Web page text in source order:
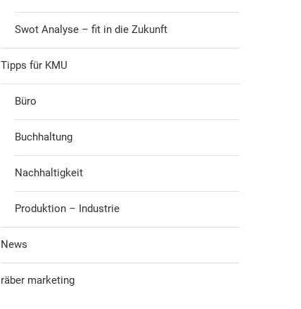
Swot Analyse – fit in die Zukunft
Tipps für KMU
Büro
Buchhaltung
Nachhaltigkeit
Produktion – Industrie
News
räber marketing